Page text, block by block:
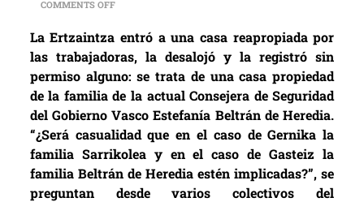
COMMENTS OFFON LLEVAN A LOS TRIBUNALES A LA FAMILIA
La Ertzaintza entró a una casa reapropiada por
las trabajadoras, la desalojó y la registró sin
permiso alguno: se trata de una casa propiedad
de la familia de la actual Consejera de Seguridad
del Gobierno Vasco Estefanía Beltrán de Heredia.
“¿Será casualidad que en el caso de Gernika la
familia Sarrikolea y en el caso de Gasteiz la
familia Beltrán de Heredia estén implicadas?”, se
preguntan desde varios colectivos del